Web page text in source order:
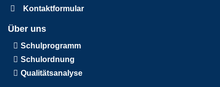
Kontaktformular
Über uns
Schulprogramm
Schulordnung
Qualitätsanalyse